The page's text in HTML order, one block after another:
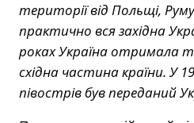
території від Польщі,
практично вся західна
роках Україна отримала
східна частина країни. У
півострів був переданий